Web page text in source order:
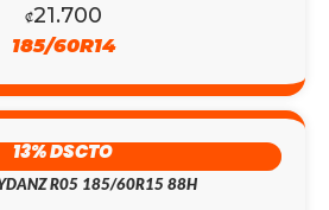
₡21.700
185/60R14
13% DSCTO
R05 185/60R15 88H